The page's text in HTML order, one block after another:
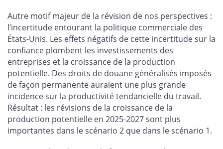
Autre motif majeur de la révision de nos perspectives :
l’incertitude entourant la politique commerciale des
États-Unis. Les effets négatifs de cette incertitude sur la
confiance plombent les investissements des
entreprises et la croissance de la production
potentielle. Des droits de douane généralisés imposés
de façon permanente auraient une plus grande
incidence sur la productivité tendancielle du travail.
Résultat : les révisions de la croissance de la
production potentielle en 2025-2027 sont plus
importantes dans le scénario 2 que dans le scénario 1.